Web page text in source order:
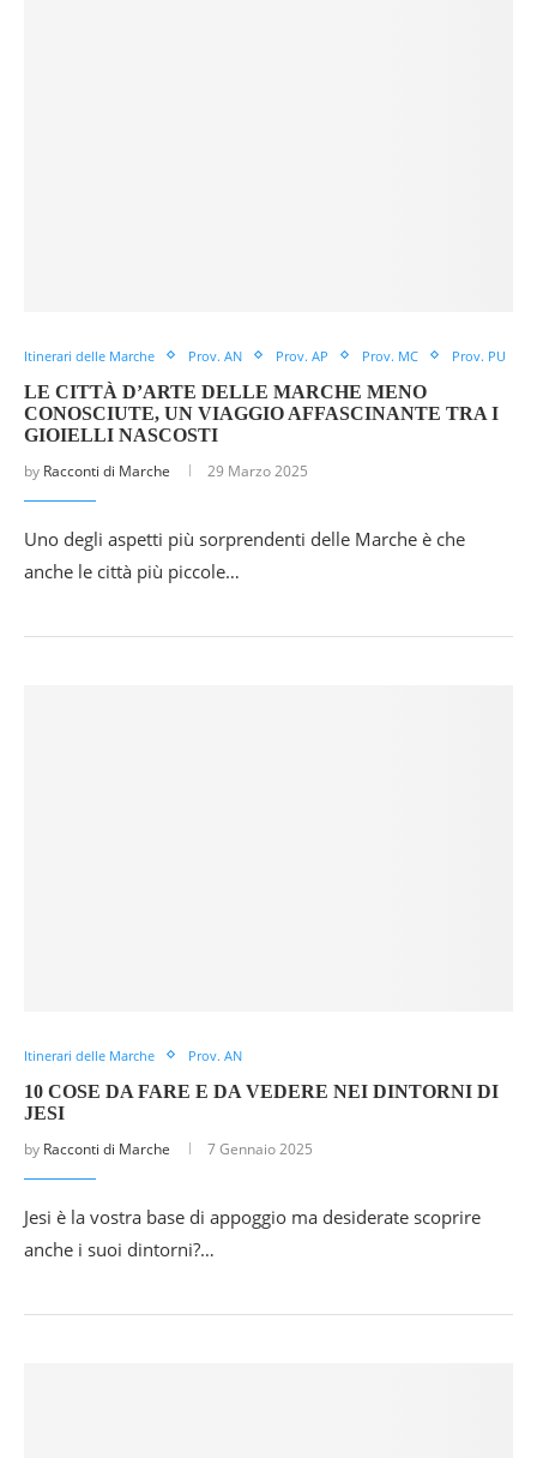
Itinerari delle Marche Prov. AN Prov. AP Prov. MC Prov. PU
LE CITTÀ D’ARTE DELLE MARCHE MENO
CONOSCIUTE, UN VIAGGIO AFFASCINANTE TRA I
GIOIELLI NASCOSTI
by Racconti di Marche 29 Marzo 2025
Uno degli aspetti più sorprendenti delle Marche è che
anche le città più piccole…
Itinerari delle Marche Prov. AN
10 COSE DA FARE E DA VEDERE NEI DINTORNI DI
JESI
by Racconti di Marche 7 Gennaio 2025
Jesi è la vostra base di appoggio ma desiderate scoprire
anche i suoi dintorni?…